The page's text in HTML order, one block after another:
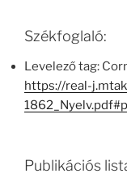
Székfoglaló:
Levelező tag:
https://real-
Publikációs